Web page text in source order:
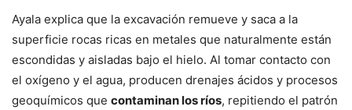
Ayala explica que la excavación remueve y saca a la
superficie rocas ricas en metales que naturalmente están
escondidas y aisladas bajo el hielo. Al tomar contacto con
el oxígeno y el agua, producen drenajes ácidos y procesos
geoquímicos que contaminan los ríos, repitiendo el patrón